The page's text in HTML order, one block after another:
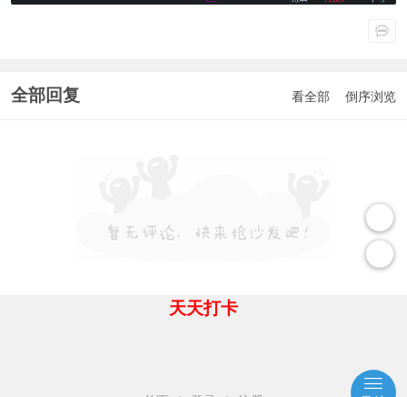
全部回复 看全部 倒序浏览
天天打卡